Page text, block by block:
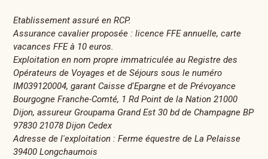
Etablissement assuré en RCP.
Assurance cavalier proposée : licence FFE annuelle, carte
vacances FFE à 10 euros.
Exploitation en nom propre immatriculée au Registre des
Opérateurs de Voyages et de Séjours sous le numéro
IM039120004, garant Caisse d'Epargne et de Prévoyance
Bourgogne Franche-Comté, 1 Rd Point de la Nation 21000
Dijon, assureur Groupama Grand Est 30 bd de Champagne BP
97830 21078 Dijon Cedex
Adresse de l'exploitation : Ferme équestre de La Pelaisse
39400 Longchaumois